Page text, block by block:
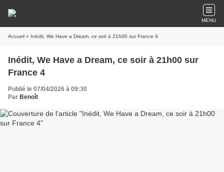
MENU
Accueil » Inédit, We Have a Dream, ce soir à 21h00 sur France 4
Inédit, We Have a Dream, ce soir à 21h00 sur
France 4
Publié le 07/04/2026 à 09:30
Par Benoît